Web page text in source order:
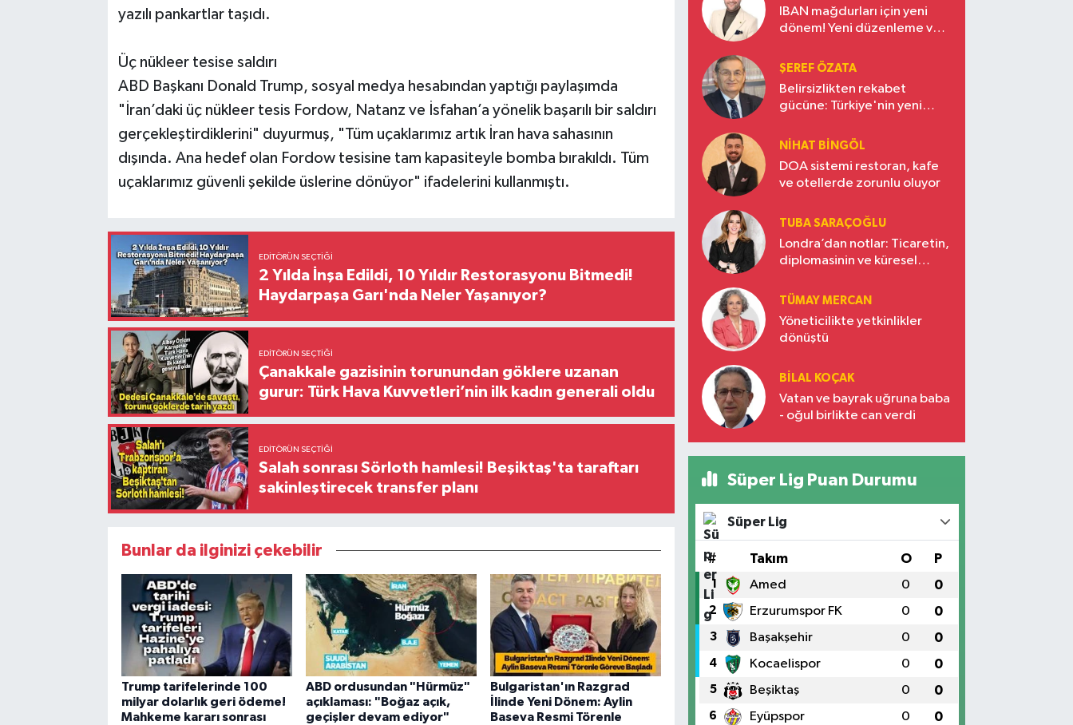
yazılı pankartlar taşıdı.
Üç nükleer tesise saldırı
ABD Başkanı Donald Trump, sosyal medya hesabından yaptığı paylaşımda
"İran’daki üç nükleer tesis Fordow, Natanz ve İsfahan’a yönelik başarılı bir saldırı
gerçekleştirdiklerini" duyurmuş, "Tüm uçaklarımız artık İran hava sahasının
dışında. Ana hedef olan Fordow tesisine tam kapasiteyle bomba bırakıldı. Tüm
uçaklarımız güvenli şekilde üslerine dönüyor" ifadelerini kullanmıştı.
EDITÖRÜN SEÇTIĞI
2 Yılda İnşa Edildi, 10 Yıldır Restorasyonu Bitmedi!
Haydarpaşa Garı'nda Neler Yaşanıyor?
EDITÖRÜN SEÇTIĞI
Çanakkale gazisinin torunundan göklere uzanan
gurur: Türk Hava Kuvvetleri’nin ilk kadın generali oldu
EDITÖRÜN SEÇTIĞI
Salah sonrası Sörloth hamlesi! Beşiktaş'ta taraftarı
sakinleştirecek transfer planı
Bunlar da ilginizi çekebilir
Trump tarifelerinde 100
milyar dolarlık geri ödeme!
Mahkeme kararı sonrası
ABD ordusundan "Hürmüz"
açıklaması: "Boğaz açık,
geçişler devam ediyor"
Bulgaristan'ın Razgrad
İlinde Yeni Dönem: Aylin
Baseva Resmi Törenle
IBAN mağdurları için yeni
dönem! Yeni düzenleme ve
ŞEREF ÖZATA
Belirsizlikten rekabet
gücüne: Türkiye'nin yeni
NIHAT BINGÖL
DOA sistemi restoran, kafe
ve otellerde zorunlu oluyor
TUBA SARAÇOĞLU
Londra’dan notlar: Ticaretin,
diplomasinin ve küresel
Türkiye’nin yükselen gücü
TÜMAY MERCAN
Yöneticilikte yetkinlikler
dönüştü
BILAL KOÇAK
Vatan ve bayrak uğruna baba
- oğul birlikte can verdi
Süper Lig Puan Durumu
Süper Lig
# Takım O P
1 Amed 0 0
2 Erzurumspor FK 0 0
3 Başakşehir 0 0
4 Kocaelispor 0 0
5 Beşiktaş 0 0
6 Eyüpspor 0 0